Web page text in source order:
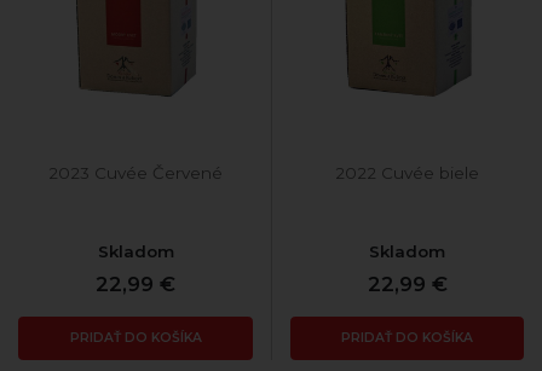
2023 Cuvée Červené
Skladom
22,99 €
PRIDAŤ DO KOŠÍKA
2022 Cuvée biele
Skladom
22,99 €
PRIDAŤ DO KOŠÍKA